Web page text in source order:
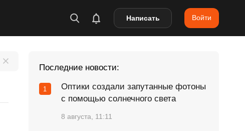
Написать Войти
Последние новости:
Оптики создали запутанные фотоны
с помощью солнечного света
8 августа, 11:11